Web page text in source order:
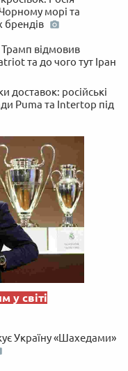
морі та
брендів
відмовив
та до чого тут Іран
доставок: російські
Puma та Intertop під
у світі
Україну «Шахедами»